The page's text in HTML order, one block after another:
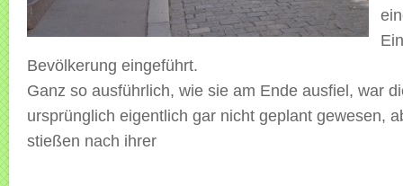
Bevölkerung eingeführt.
Ganz so ausführlich, wie sie am Ende ausfiel, war
ursprünglich eigentlich gar nicht geplant gewesen,
stießen nach ihrer